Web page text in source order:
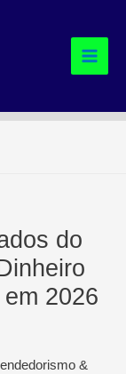
do
2026
&